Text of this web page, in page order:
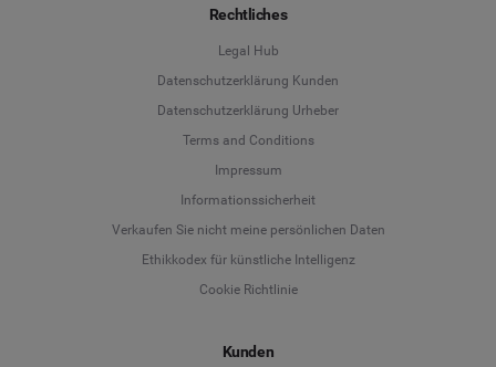
Rechtliches
Legal Hub
Datenschutzerklärung Kunden
Datenschutzerklärung Urheber
Terms and Conditions
Impressum
Informationssicherheit
Verkaufen Sie nicht meine persönlichen Daten
Ethikkodex für künstliche Intelligenz
Cookie Richtlinie
Kunden
Deutsch